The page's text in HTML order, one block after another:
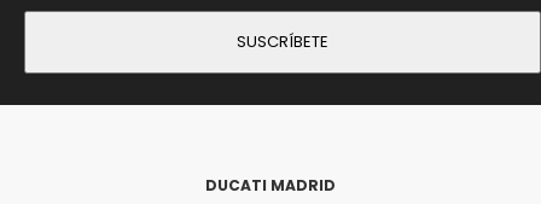
DUCATI MADRID